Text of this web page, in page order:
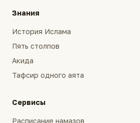
Знания
История Ислама
Пять столпов
Акида
Тафсир одного аята
Сервисы
Расписание намазов